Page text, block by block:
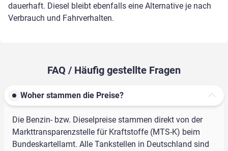
dauerhaft. Diesel bleibt ebenfalls eine Alternative je nach
Verbrauch und Fahrverhalten.
FAQ / Häufig gestellte Fragen
Woher stammen die Preise?
Die Benzin- bzw. Dieselpreise stammen direkt von der
Markttransparenzstelle für Kraftstoffe (MTS-K) beim
Bundeskartellamt. Alle Tankstellen in Deutschland sind